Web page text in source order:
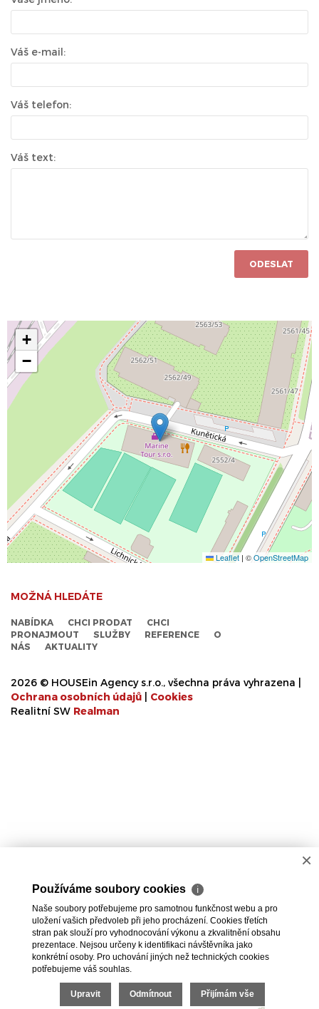
Váš e-mail:
Váš telefon:
Váš text:
ODESLAT
+
−
Leaflet | ©OpenStreetMap
MOŽNÁ HLEDÁTE
NABÍDKA CHCI PRODAT
CHCI
PRONAJMOUT
SLUŽBY REFERENCE
O
NÁS
AKTUALITY
2026 © HOUSEin Agency s.r.o., všechna práva vyhrazena |
Ochrana osobních údajů
Cookies
Realitní SW Realman
×
Používáme soubory cookies ℹ
Naše soubory potřebujeme pro samotnou funkčnost webu a pro
uložení vašich předvoleb při jeho procházení. Cookies třetích
stran pak slouží pro vyhodnocování výkonu a zkvalitnění obsahu
prezentace. Nejsou určeny k identifikaci návštěvníka jako
konkrétní osoby. Pro uchování jiných než technických cookies
potřebujeme váš souhlas.
Upravit Odmítnout Přijímám vše